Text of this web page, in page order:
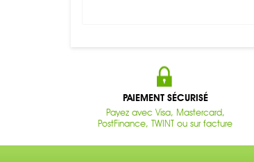
PAIEMENT SÉCURISÉ
Payez avec Visa, Mastercard,
PostFinance, TWINT ou sur facture